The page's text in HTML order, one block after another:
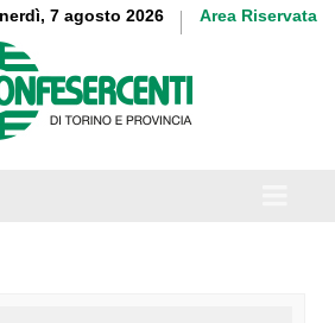
7 agosto 2026 Area Riservata